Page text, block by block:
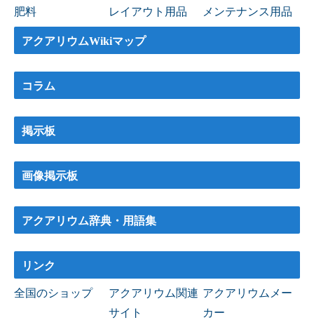
肥料 レイアウト用品 メンテナンス用品
アクアリウムWikiマップ
コラム
掲示板
画像掲示板
アクアリウム辞典・用語集
リンク
全国のショップ
アクアリウム関連
サイト
アクアリウムメー
カー